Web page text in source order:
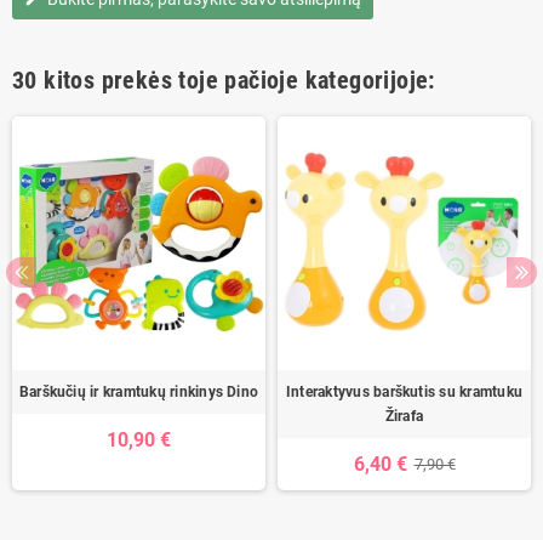
30 kitos prekės toje pačioje kategorijoje:
Barškučių ir kramtukų rinkinys Dino
10,90 €
Interaktyvus barškutis su kramtuku
Žirafa
6,40 € 7,90 €